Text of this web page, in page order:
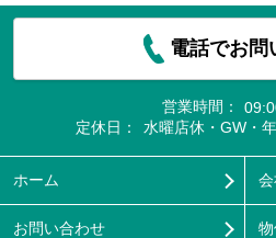
電話でお問
営業時間：
定休日：
水曜店休・GW・
ホーム
お問い合わせ